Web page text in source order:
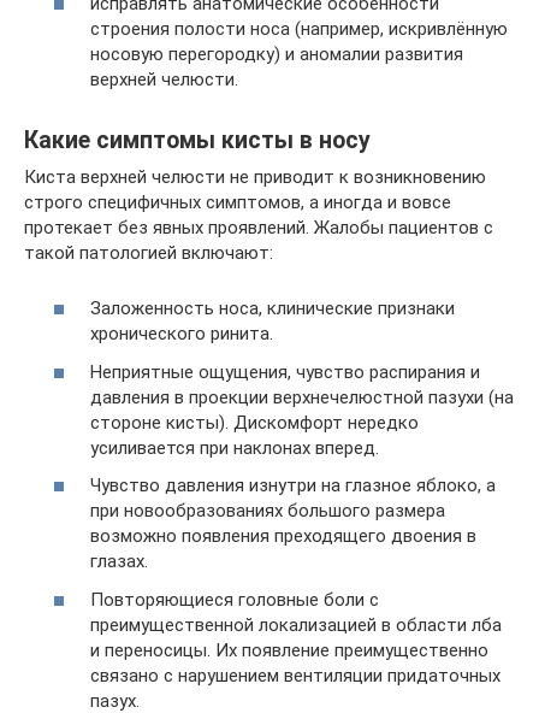
строения полости носа (например, искривлённую
носовую перегородку) и аномалии развития
верхней челюсти.
Какие симптомы кисты в носу
Киста верхней челюсти не приводит к возникновению
строго специфичных симптомов, а иногда и вовсе
протекает без явных проявлений. Жалобы пациентов с
такой патологией включают:
Заложенность носа, клинические признаки
хронического ринита.
Неприятные ощущения, чувство распирания и
давления в проекции верхнечелюстной пазухи (на
стороне кисты). Дискомфорт нередко
усиливается при наклонах вперед.
Чувство давления изнутри на глазное яблоко, а
при новообразованиях большого размера
возможно появления преходящего двоения в
глазах.
Повторяющиеся головные боли с
преимущественной локализацией в области лба
и переносицы. Их появление преимущественно
связано с нарушением вентиляции придаточных
пазух.